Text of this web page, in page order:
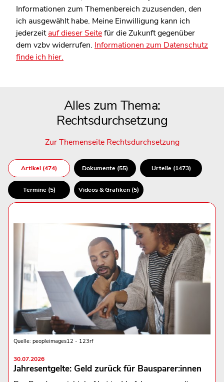
Informationen zum Themenbereich zuzusenden, den
ich ausgewählt habe. Meine Einwilligung kann ich
jederzeitauf dieser Seitefür die Zukunft gegenüber
dem vzbv widerrufen. Informationen zum Datenschutz
finde ich hier.
Alles zum Thema:
Rechtsdurchsetzung
Zur Themenseite Rechtsdurchsetzung
Artikel (474) Dokumente (55) Urteile (1473)
Termine (5) Videos & Grafiken (5)
Quelle: peopleimages12 - 123rf
30.07.2026
Jahresentgelte: Geld zurück für Bausparer:innen